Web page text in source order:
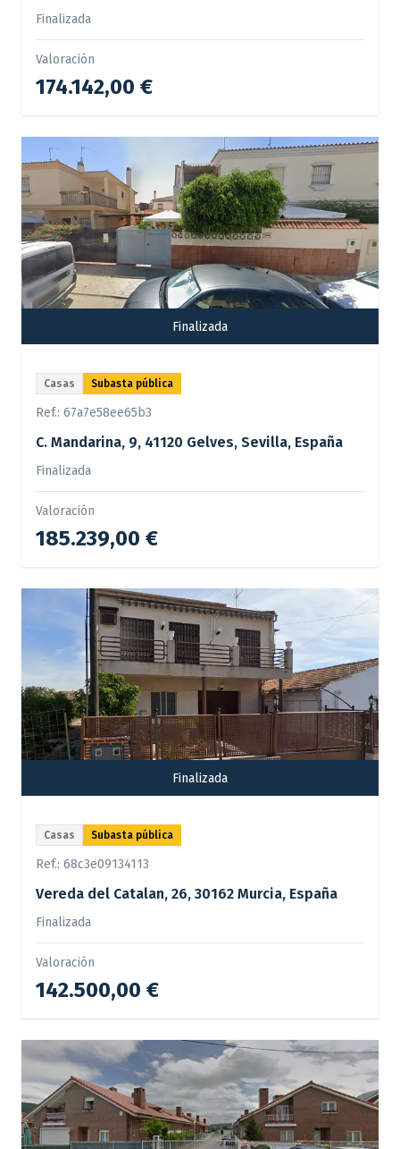
Finalizada
Valoración
174.142,00 €
Finalizada
Casas Subasta pública
Ref.: 67a7e58ee65b3
C. Mandarina, 9, 41120 Gelves, Sevilla, España
Finalizada
Valoración
185.239,00 €
Finalizada
Casas Subasta pública
Ref.: 68c3e09134113
Vereda del Catalan, 26, 30162 Murcia, España
Finalizada
Valoración
142.500,00 €